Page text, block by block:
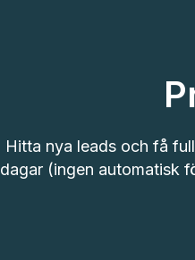
Hitta nya leads och få
dagar (ingen automatisk